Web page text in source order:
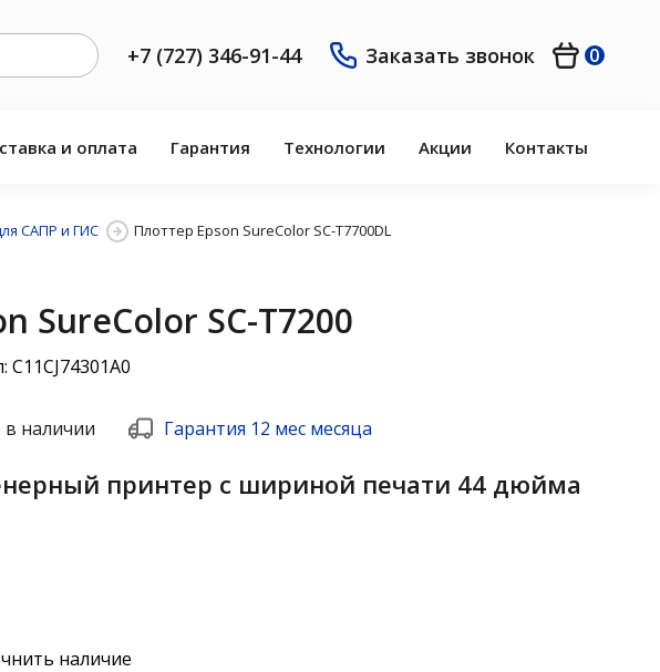
+7 (727) 346-91-44 Заказать звонок 0
и оплата Гарантия Технологии Акции Контакты
САПР и ГИС Плоттер Epson SureColor SC-T7700DL
SureColor SC-T7200
C11CJ74301A0
в наличии Гарантия 12 мес месяца
принтер с шириной печати 44 дюйма
наличие